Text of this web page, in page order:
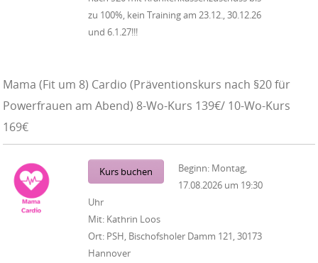
zu 100%, kein Training am 23.12., 30.12.26
und 6.1.27!!!
Mama (Fit um 8) Cardio (Präventionskurs nach §20 für
Powerfrauen am Abend) 8-Wo-Kurs 139€/ 10-Wo-Kurs
169€
Kurs buchen Beginn: Montag,
17.08.2026 um 19:30
Uhr
Mit: Kathrin Loos
Ort: PSH, Bischofsholer Damm 121, 30173
Hannover